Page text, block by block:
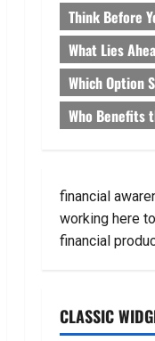
Think Before
What Lies
Which Option
Who Benefits
financial
working here
financial
CLASSIC